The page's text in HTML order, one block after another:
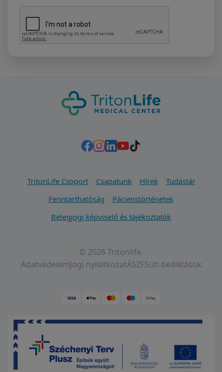
TritonLife Csoport Csapatunk Hírek
Tudástár
Fenntarthatóság
Pácienstörténetek
Betegjogi képviselő és tájékoztatók
© 2026 Tritonlife.
AdatvédelemJogi nyilatkozatÁSZFSüti beállítások